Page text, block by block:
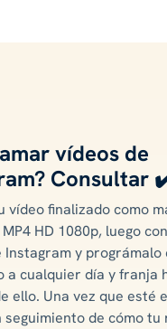
vídeos de
Consultar
vídeo finalizado como
HD 1080p, luego
Instagram y prográmalo
a cualquier día y franja
ello. Una vez que esté
seguimiento de cómo tu